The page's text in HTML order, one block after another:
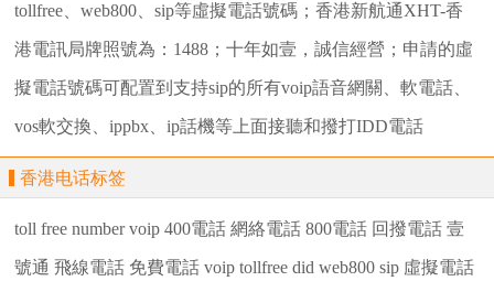
tollfree、web800、sip等虛擬電話號碼；香港新航通XHT-香
港電訊局牌照號為：1488；十年如壹，誠信經營；申請的虛
擬電話號碼可配置到支持sip的所有voip語音網關、軟電話、
vos軟交換、ippbx、ip話機等上面接聽和撥打IDD電話
香港电话标签
toll free number voip 400電話 網絡電話 800電話 回撥電話 壹
號通 飛線電話 免費電話 voip tollfree did web800 sip 虛擬電話